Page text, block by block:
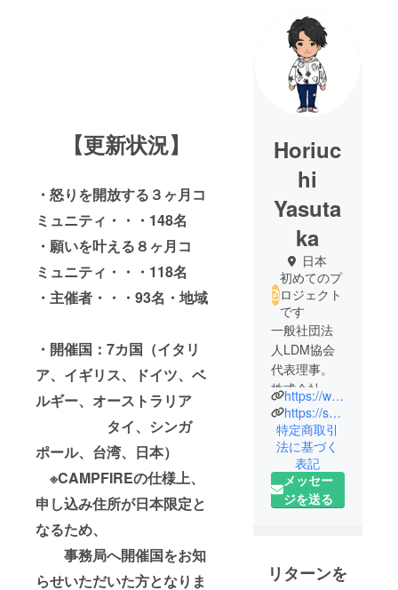
【更新状況】
・怒りを開放する３ヶ月コ
ミュニティ・・・148名
・願いを叶える８ヶ月コ
ミュニティ・・・118名
・主催者・・・93名・地域
・開催国：7カ国（イタリ
ア、イギリス、ドイツ、ベ
ルギー、オーストラリア
タイ、シンガ
ポール、台湾、日本）
※CAMPFIREの仕様上、
申し込み住所が日本限定と
なるため、
事務局へ開催国をお知
らせいただいた方となりま
Horiuc
hi
Yasuta
ka
日本
初めてのプ
ロジェクト
です
一般社団法
人LDM協会
代表理事。
株式会社シ
ンクロニシ
ティ・マネ
ジメント代
表取締役社
長。
作家、講演
認知心理
学、脳科
https://www.youtube.com/@hori6th
https://synchronicity-management.jp/
特定商取引
法に基づく
表記
メッセー
ジを送る
リターンを